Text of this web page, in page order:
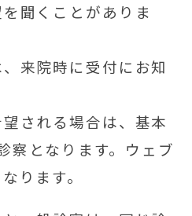
聞くことがありま
来院時に受付にお知
される場合は、基本
察となります。ウェブ
ります。